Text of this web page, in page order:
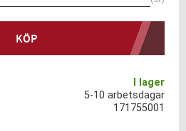
KÖP
I lager
171755001
5-10 arbetsdagar